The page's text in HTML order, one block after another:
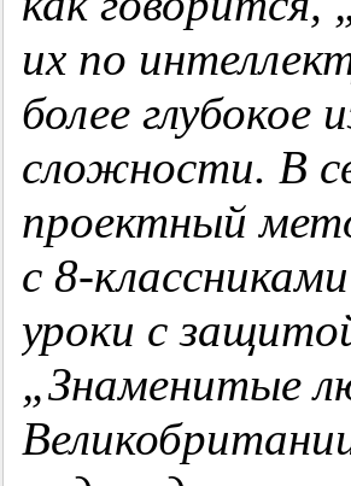
их по
более глубокое
сложности. В
проектный
с 8-классниками
уроки с
„Знаменитые